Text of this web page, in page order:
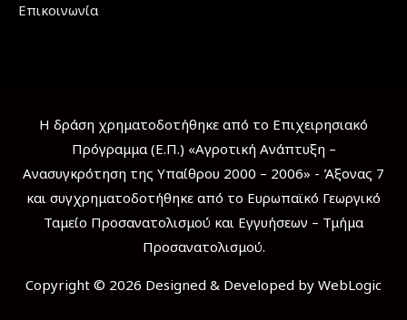
Επικοινωνία
Η δράση χρηματοδοτήθηκε από το Επιχειρησιακό
Πρόγραμμα (Ε.Π.) «Αγροτική Ανάπτυξη –
Ανασυγκρότηση της Υπαίθρου 2000 – 2006» - Άξονας 7
και συγχρηματοδοτήθηκε από το Ευρωπαϊκό Γεωργικό
Ταμείο Προσανατολισμού και Εγγυήσεων – Τμήμα
Προσανατολισμού.
Copyright © 2026 Designed & Developed by WebLogic